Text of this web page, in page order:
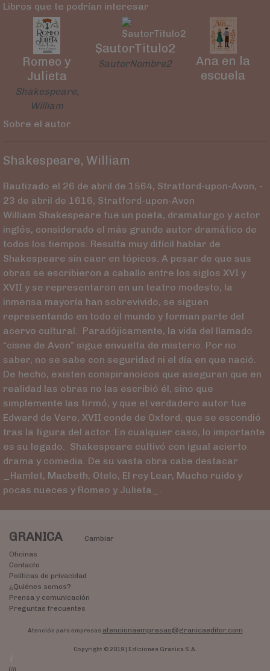
Libros que te podrían interesar
Romeo y
Julieta
Shakespeare,
William
$autorTitulo2
$autorNombre2
Ana en la
escuela
Sobre el autor
Shakespeare, William
Bautizado el 26 de abril de 1564, Stratford-upon-Avon, -
23 de abril de 1616, Stratford-upon-Avon
William Shakespeare fue un poeta, dramaturgo y actor
inglés, considerado el más grande autor dramático de
todos los tiempos. Resulta muy difícil hablar de
Shakespeare sin caer en tópicos. A pesar de que sus
obras se escribieron a caballo entre los siglos XVI y
XVII y se representaron en un teatro modesto, la
inmensa mayoría han sobrevivido, se siguen
representando en todo el mundo y forman parte del
acervo cultural. Paradójicamente, la vida del llamado
“cisne de Avon” sigue envuelta de misterio. Por no
saber, no se sabe con seguridad ni el día en que nació.
De hecho, existen conspiranoicos que aseguran que en
realidad las obras no las escribió él, sino que
simplemente las firmó, y que el verdadero autor fue
Edward de Vere, XVII conde de Oxford, que se escondió
tras la figura del actor. En cualquier caso, lo importante
es su legado. Shakespeare cultivó con igual acierto
drama y comedia. De su vasta obra cabe destacar
_Hamlet, Macbeth, Otelo, El rey Lear, Mucho ruido y
pocas nueces y Romeo y Julieta_.
GRANICA
Cambiar
Oficinas
Contacto
Políticas de privacidad
¿Quiénes somos?
Prensa y comunicación
Preguntas frecuentes
Atención para empresas atencionaempresas@granicaeditor.com
Copyright © 2019 | Ediciones Granica S.A.